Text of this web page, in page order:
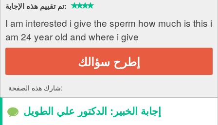
تم تقييم هذه الإجابة:
I am interested i give the sperm how much is this i
am 24 year old and where i give
إطرح سؤالك
شارك هذه الصفحة:
إجابة الخبير: الدكتور علي الطويل